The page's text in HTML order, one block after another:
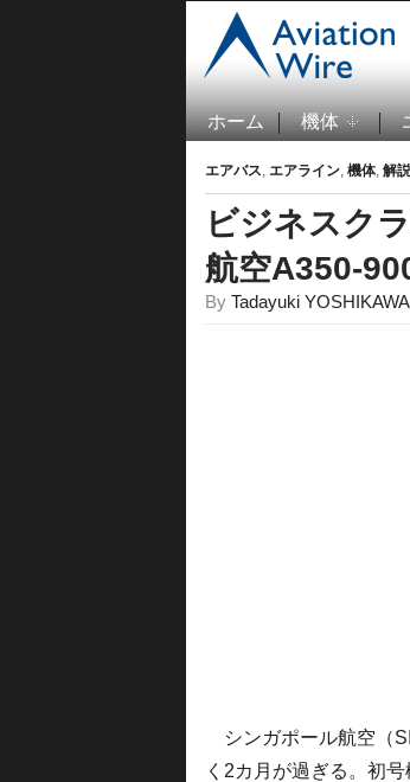
ホーム 機体
エアバス, エアライン, 機体, 解
ビジネスク
航空A350-
By Tadayuki YOSHIKAWA
シンガポール航空（
く2カ月が過ぎる。初